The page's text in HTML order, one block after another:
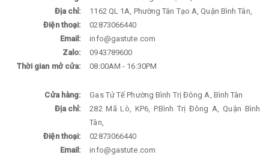
Địa chỉ:
1162 QL 1A, Phường Tân Tạo A, Quận Bình Tân,
Điện thoại:
02873066440
Email:
info@gastute.com
Zalo:
0943789600
Thời gian mở cửa:
08:00AM - 16:30PM
Cửa hàng:
Gas Tử Tế Phường Bình Trị Đông A, Bình Tân
Địa chỉ:
282 Mã Lò, KP6, P.Bình Trị Đông A, Quận Bình
Tân,
Điện thoại:
02873066440
Email:
info@gastute.com